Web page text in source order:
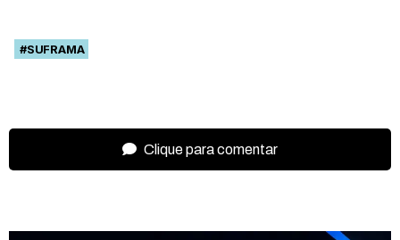
#SUFRAMA
Clique para comentar